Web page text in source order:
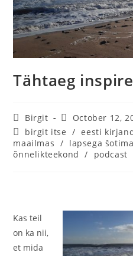
Tähtaeg
Birgit
October 12,
birgit itse / eesti
maailmas / lapsega
õnnelikteekond
/ podcast
Kas teil
on ka nii,
et mida